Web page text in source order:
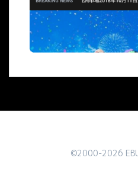
©2000-2026